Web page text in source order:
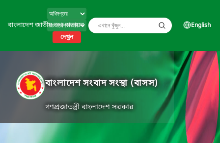
বাংলাদেশ জাতীয় তথ্য বাতায়ন
দেখুন
English
বাংলাদেশ সংবাদ সংস্থা (বাসস)
গণপ্রজাতন্ত্রী বাংলাদেশ সরকার